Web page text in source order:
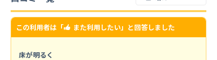
この利用者は「 また利用したい」と回答しました
床が明るく